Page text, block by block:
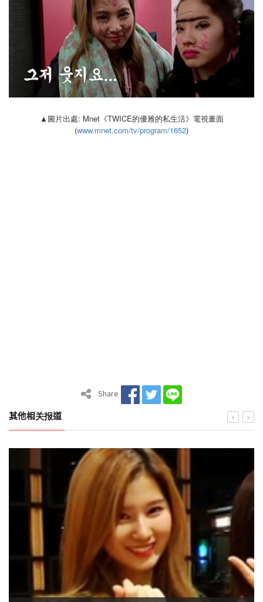
▲圖片出處: Mnet《TWICE的優雅的私生活》電視畫面
(www.mnet.com/tv/program/1652)
Share
其他相关报道